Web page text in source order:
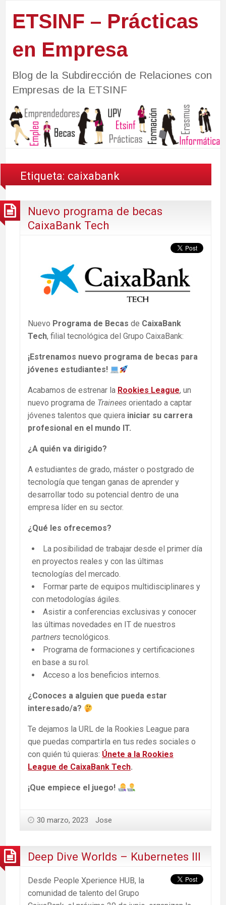
ETSINF – Prácticas
en Empresa
Blog de la Subdirección de Relaciones con
Empresas de la ETSINF
Etiqueta: caixabank
Nuevo programa de becas
CaixaBank Tech
Nuevo Programa de Becas de CaixaBank
Tech, filial tecnológica del Grupo CaixaBank:
¡Estrenamos nuevo programa de becas para
jóvenes estudiantes!
Acabamos de estrenar la Rookies League, un
nuevo programa de Trainees orientado a captar
jóvenes talentos que quiera iniciar su carrera
profesional en el mundo IT.
¿A quién va dirigido?
A estudiantes de grado, máster o postgrado de
tecnología que tengan ganas de aprender y
desarrollar todo su potencial dentro de una
empresa líder en su sector.
¿Qué les ofrecemos?
La posibilidad de trabajar desde el primer día
en proyectos reales y con las últimas
tecnologías del mercado.
Formar parte de equipos multidisciplinares y
con metodologías ágiles.
Asistir a conferencias exclusivas y conocer
las últimas novedades en IT de nuestros
partners tecnológicos.
Programa de formaciones y certificaciones
en base a su rol.
Acceso a los beneficios internos.
¿Conoces a alguien que pueda estar
interesado/a?
Te dejamos la URL de la Rookies League para
que puedas compartirla en tus redes sociales o
con quién tú quieras: Únete a la Rookies
League de CaixaBank Tech.
¡Que empiece el juego!
30 marzo, 2023 Jose
Deep Dive Worlds – Kubernetes III
Desde People Xperience HUB, la
comunidad de talento del Grupo